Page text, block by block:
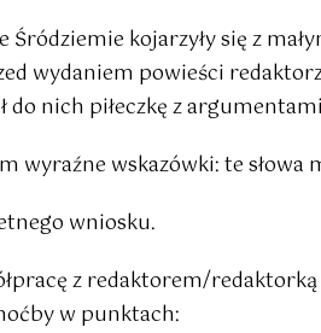
Śródziemie kojarzyły się z
wydaniem powieści
do nich piłeczkę z
wyraźne wskazówki: te
wniosku.
z redaktorem/
w punktach: